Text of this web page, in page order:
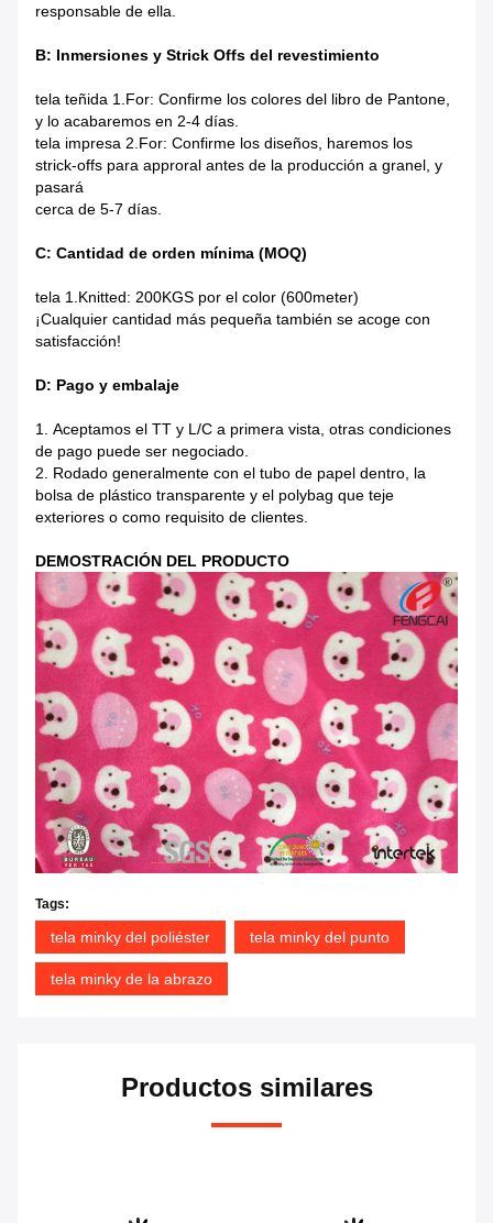
responsable de ella.
B: Inmersiones y Strick Offs del revestimiento
tela teñida 1.For: Confirme los colores del libro de Pantone,
y lo acabaremos en 2-4 días.
tela impresa 2.For: Confirme los diseños, haremos los
strick-offs para approral antes de la producción a granel, y
pasará
cerca de 5-7 días.
C: Cantidad de orden mínima (MOQ)
tela 1.Knitted: 200KGS por el color (600meter)
¡Cualquier cantidad más pequeña también se acoge con
satisfacción!
D: Pago y embalaje
1. Aceptamos el TT y L/C a primera vista, otras condiciones
de pago puede ser negociado.
2. Rodado generalmente con el tubo de papel dentro, la
bolsa de plástico transparente y el polybag que teje
exteriores o como requisito de clientes.
DEMOSTRACIÓN DEL PRODUCTO
Tags:
tela minky del poliéster tela minky del punto
tela minky de la abrazo
Productos similares